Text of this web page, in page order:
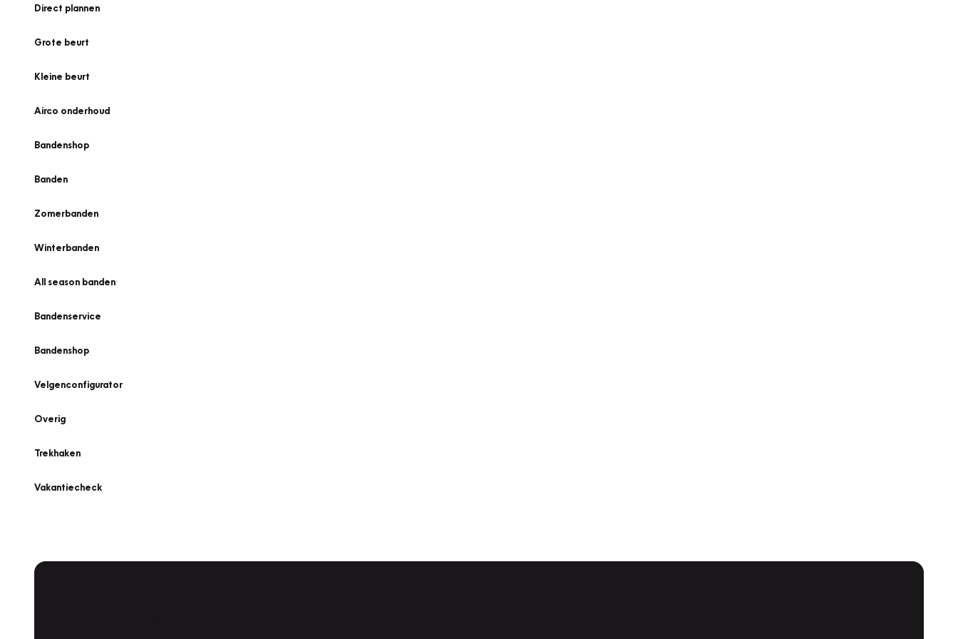
Direct plannen
Grote beurt
Kleine beurt
Airco onderhoud
Bandenshop
Banden
Zomerbanden
Winterbanden
All season banden
Bandenservice
Bandenshop
Velgenconfigurator
Overig
Trekhaken
Vakantiecheck